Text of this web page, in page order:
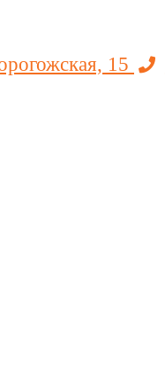
15